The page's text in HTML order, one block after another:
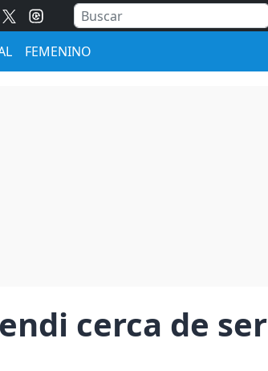
FEMENINO
cerca de ser